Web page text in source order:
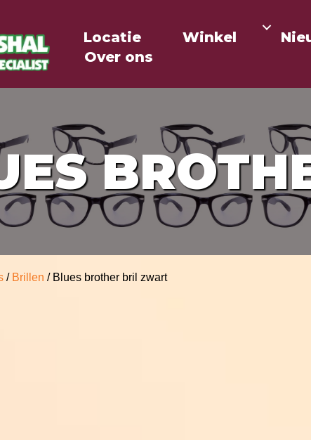
Locatie Winkel
Over ons
/ Brillen / Blues brother bril zwart